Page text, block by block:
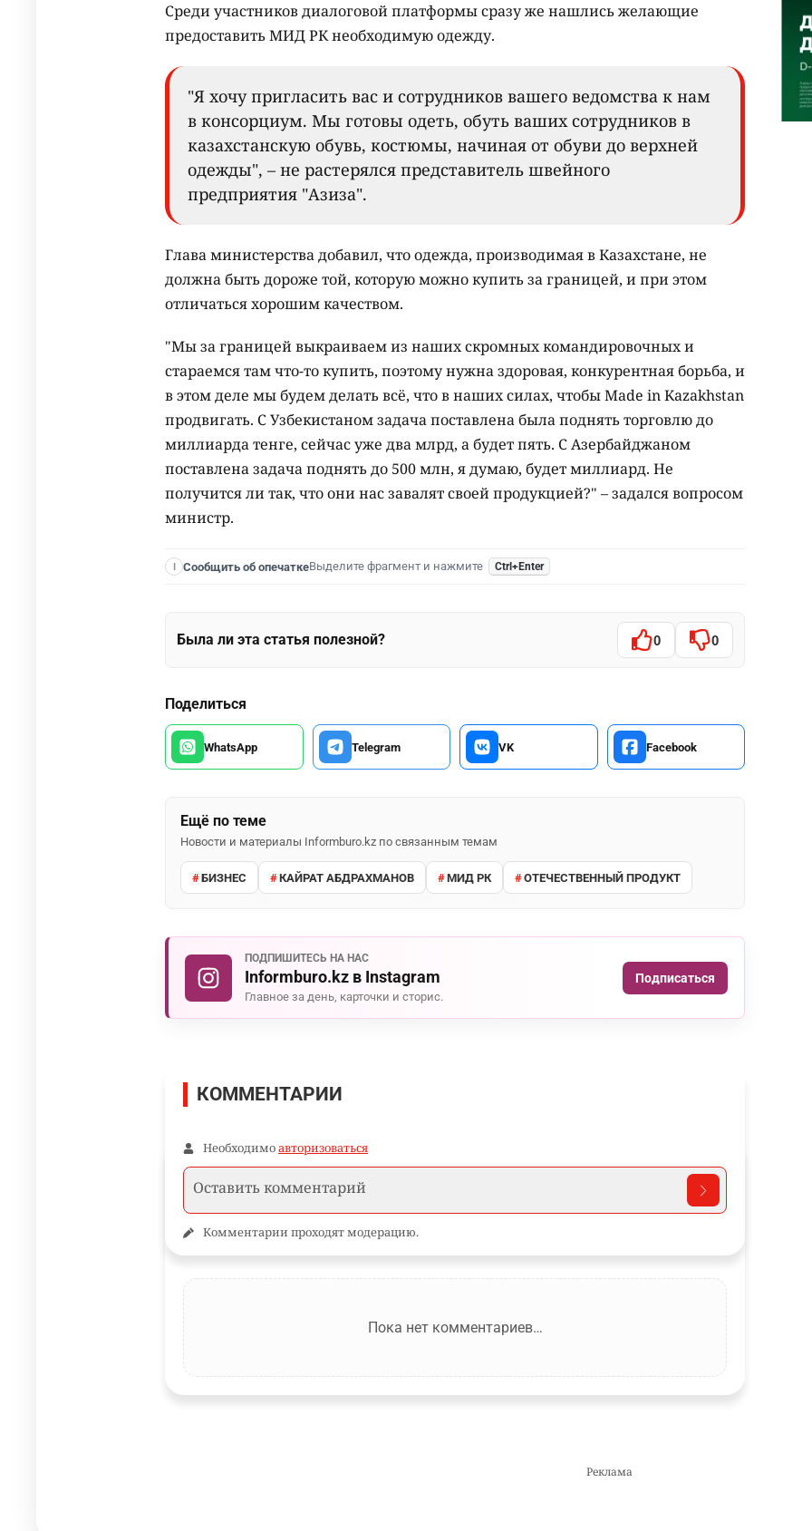
Среди участников диалоговой платформы сразу же нашлись желающие
предоставить МИД РК необходимую одежду.
"Я хочу пригласить вас и сотрудников вашего ведомства к нам
в консорциум. Мы готовы одеть, обуть ваших сотрудников в
казахстанскую обувь, костюмы, начиная от обуви до верхней
одежды", – не растерялся представитель швейного
предприятия "Азиза".
Глава министерства добавил, что одежда, производимая в Казахстане, не
должна быть дороже той, которую можно купить за границей, и при этом
отличаться хорошим качеством.
"Мы за границей выкраиваем из наших скромных командировочных и
стараемся там что-то купить, поэтому нужна здоровая, конкурентная борьба, и
в этом деле мы будем делать всё, что в наших силах, чтобы Made in Kazakhstan
продвигать. С Узбекистаном задача поставлена была поднять торговлю до
миллиарда тенге, сейчас уже два млрд, а будет пять. С Азербайджаном
поставлена задача поднять до 500 млн, я думаю, будет миллиард. Не
получится ли так, что они нас завалят своей продукцией?" – задался вопросом
министр.
I Сообщить об опечаткеВыделите фрагмент и нажмите Ctrl+Enter
Была ли эта статья полезной? 0 0
Поделиться
WhatsApp Telegram VK Facebook
Ещё по теме
Новости и материалы Informburo.kz по связанным темам
БИЗНЕС КАЙРАТ АБДРАХМАНОВ МИД РК ОТЕЧЕСТВЕННЫЙ ПРОДУКТ
ПОДПИШИТЕСЬ НА НАС
Informburo.kz в Instagram
Главное за день, карточки и сторис.
Подписаться
КОММЕНТАРИИ
Необходимоавторизоваться
Комментарии проходят модерацию.
Пока нет комментариев…